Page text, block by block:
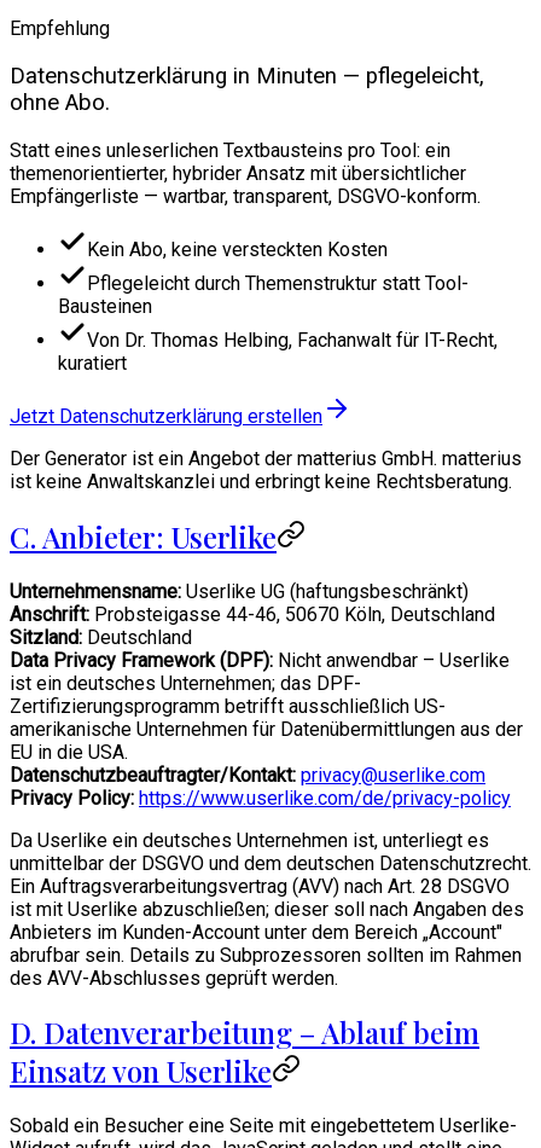
Empfehlung
Datenschutzerklärung in Minuten — pflegeleicht,
ohne Abo.
Statt eines unleserlichen Textbausteins pro Tool: ein
themenorientierter, hybrider Ansatz mit übersichtlicher
Empfängerliste — wartbar, transparent, DSGVO-konform.
Kein Abo, keine versteckten Kosten
Pflegeleicht durch Themenstruktur statt Tool-
Bausteinen
Von Dr. Thomas Helbing, Fachanwalt für IT-Recht,
kuratiert
Jetzt Datenschutzerklärung erstellen
Der Generator ist ein Angebot der matterius GmbH. matterius
ist keine Anwaltskanzlei und erbringt keine Rechtsberatung.
C. Anbieter: Userlike
Unternehmensname: Userlike UG (haftungsbeschränkt)
Anschrift: Probsteigasse 44-46, 50670 Köln, Deutschland
Sitzland: Deutschland
Data Privacy Framework (DPF): Nicht anwendbar – Userlike
ist ein deutsches Unternehmen; das DPF-
Zertifizierungsprogramm betrifft ausschließlich US-
amerikanische Unternehmen für Datenübermittlungen aus der
EU in die USA.
Datenschutzbeauftragter/Kontakt: privacy@userlike.com
Privacy Policy: https://www.userlike.com/de/privacy-policy
Da Userlike ein deutsches Unternehmen ist, unterliegt es
unmittelbar der DSGVO und dem deutschen Datenschutzrecht.
Ein Auftragsverarbeitungsvertrag (AVV) nach Art. 28 DSGVO
ist mit Userlike abzuschließen; dieser soll nach Angaben des
Anbieters im Kunden-Account unter dem Bereich „Account"
abrufbar sein. Details zu Subprozessoren sollten im Rahmen
des AVV-Abschlusses geprüft werden.
D. Datenverarbeitung – Ablauf beim
Einsatz von Userlike
Sobald ein Besucher eine Seite mit eingebettetem Userlike-